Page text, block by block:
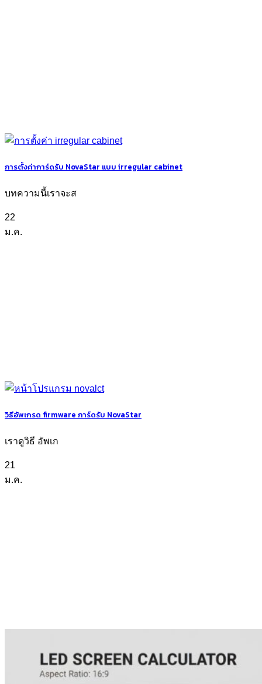
การตั้งค่าการ์ดรับ NovaStar แบบ irregular cabinet
บทความนี้เราจะส
22
ม.ค.
วิธีอัพเกรด firmware การ์ดรับ NovaStar
เราดูวิธี อัพเก
21
ม.ค.